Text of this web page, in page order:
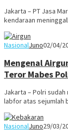
Jakarta – PT Jasa
kendaraan
NasionalJuno02/04/
Mengenal
Teror Mabes
Jakarta – Polri
labfor atas sejumlah
NasionalJuno29/03/